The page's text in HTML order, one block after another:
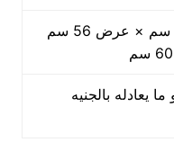
طول 60 سم × عرض 56 سم
ما يعادله بالجنيه